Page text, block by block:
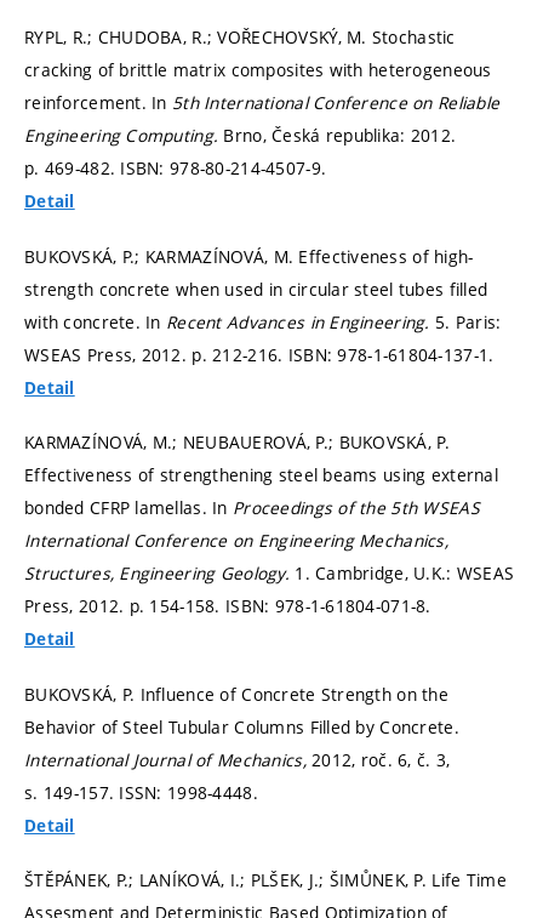
RYPL, R.; CHUDOBA, R.; VOŘECHOVSKÝ, M. Stochastic
cracking of brittle matrix composites with heterogeneous
reinforcement. In 5th International Conference on Reliable
Engineering Computing. Brno, Česká republika: 2012.
p. 469-482. ISBN: 978-80-214-4507-9.
Detail
BUKOVSKÁ, P.; KARMAZÍNOVÁ, M. Effectiveness of high-
strength concrete when used in circular steel tubes filled
with concrete. In Recent Advances in Engineering. 5. Paris:
WSEAS Press, 2012. p. 212-216. ISBN: 978-1-61804-137-1.
Detail
KARMAZÍNOVÁ, M.; NEUBAUEROVÁ, P.; BUKOVSKÁ, P.
Effectiveness of strengthening steel beams using external
bonded CFRP lamellas. In Proceedings of the 5th WSEAS
International Conference on Engineering Mechanics,
Structures, Engineering Geology. 1. Cambridge, U.K.: WSEAS
Press, 2012. p. 154-158. ISBN: 978-1-61804-071-8.
Detail
BUKOVSKÁ, P. Influence of Concrete Strength on the
Behavior of Steel Tubular Columns Filled by Concrete.
International Journal of Mechanics, 2012, roč. 6, č. 3,
s. 149-157. ISSN: 1998-4448.
Detail
ŠTĚPÁNEK, P.; LANÍKOVÁ, I.; PLŠEK, J.; ŠIMŮNEK, P. Life Time
Assesment and Deterministic Based Optimization of